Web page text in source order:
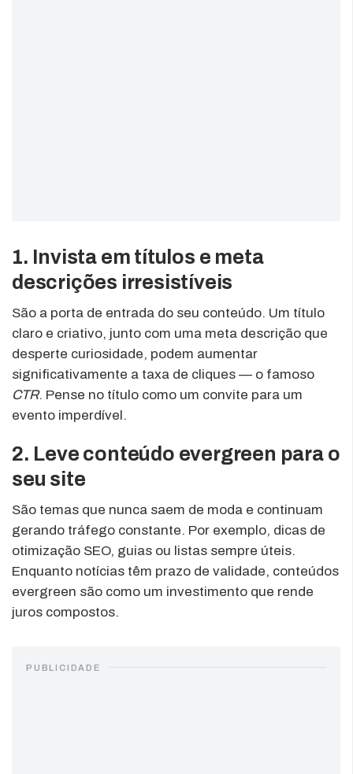
1. Invista em títulos e meta
descrições irresistíveis
São a porta de entrada do seu conteúdo. Um título
claro e criativo, junto com uma meta descrição que
desperte curiosidade, podem aumentar
significativamente a taxa de cliques — o famoso
CTR. Pense no título como um convite para um
evento imperdível.
2. Leve conteúdo evergreen para o
seu site
São temas que nunca saem de moda e continuam
gerando tráfego constante. Por exemplo, dicas de
otimização SEO, guias ou listas sempre úteis.
Enquanto notícias têm prazo de validade, conteúdos
evergreen são como um investimento que rende
juros compostos.
PUBLICIDADE